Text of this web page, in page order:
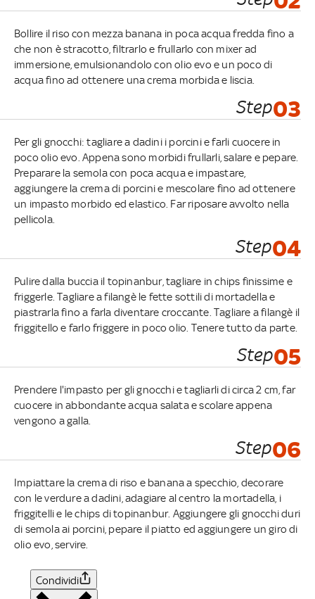
Bollire il riso con mezza banana in poca acqua fredda fino a
che non è stracotto, filtrarlo e frullarlo con mixer ad
immersione, emulsionandolo con olio evo e un poco di
acqua fino ad ottenere una crema morbida e liscia.
Step03
Per gli gnocchi: tagliare a dadini i porcini e farli cuocere in
poco olio evo. Appena sono morbidi frullarli, salare e pepare.
Preparare la semola con poca acqua e impastare,
aggiungere la crema di porcini e mescolare fino ad ottenere
un impasto morbido ed elastico. Far riposare avvolto nella
pellicola.
Step04
Pulire dalla buccia il topinanbur, tagliare in chips finissime e
friggerle. Tagliare a filangè le fette sottili di mortadella e
piastrarla fino a farla diventare croccante. Tagliare a filangè il
friggitello e farlo friggere in poco olio. Tenere tutto da parte.
Step05
Prendere l'impasto per gli gnocchi e tagliarli di circa 2 cm, far
cuocere in abbondante acqua salata e scolare appena
vengono a galla.
Step06
Impiattare la crema di riso e banana a specchio, decorare
con le verdure a dadini, adagiare al centro la mortadella, i
friggitelli e le chips di topinanbur. Aggiungere gli gnocchi duri
di semola ai porcini, pepare il piatto ed aggiungere un giro di
olio evo, servire.
Condividi